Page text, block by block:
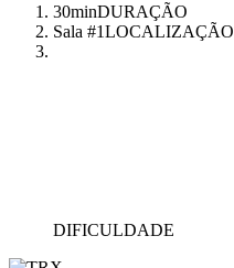
30minDURAÇÃO
Sala #1LOCALIZAÇÃO
DIFICULDADE